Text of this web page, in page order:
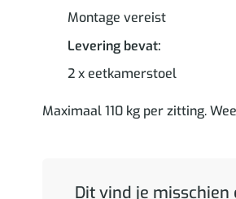
Montage vereist
Levering bevat:
2 x eetkamerstoel
Maximaal 110 kg per zitting.
Dit vind je misschien